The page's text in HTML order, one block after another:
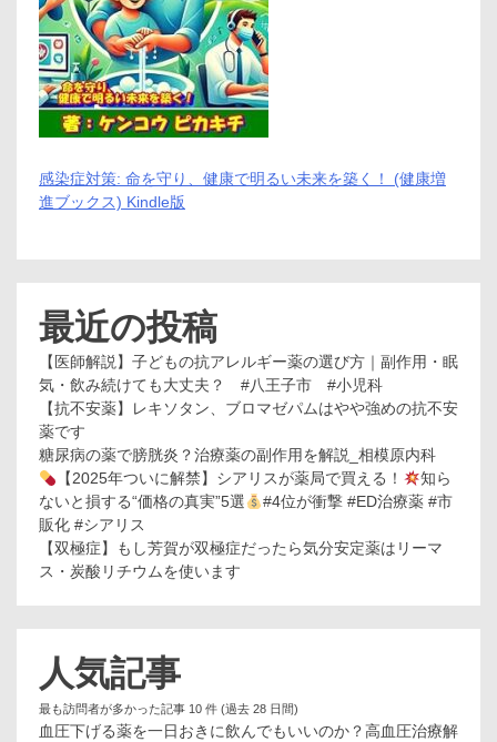
感染症対策: 命を守り、健康で明るい未来を築く！ (健康増
進ブックス) Kindle版
最近の投稿
【医師解説】子どもの抗アレルギー薬の選び方｜副作用・眠
気・飲み続けても大丈夫？ #八王子市 #小児科
【抗不安薬】レキソタン、ブロマゼパムはやや強めの抗不安
薬です
糖尿病の薬で膀胱炎？治療薬の副作用を解説_相模原内科
【2025年ついに解禁】シアリスが薬局で買える！
知ら
ないと損する“価格の真実”5選
#4位が衝撃 #ED治療薬 #市
販化 #シアリス
【双極症】もし芳賀が双極症だったら気分安定薬はリーマ
ス・炭酸リチウムを使います
人気記事
最も訪問者が多かった記事 10 件 (過去 28 日間)
血圧下げる薬を一日おきに飲んでもいいのか？高血圧治療解